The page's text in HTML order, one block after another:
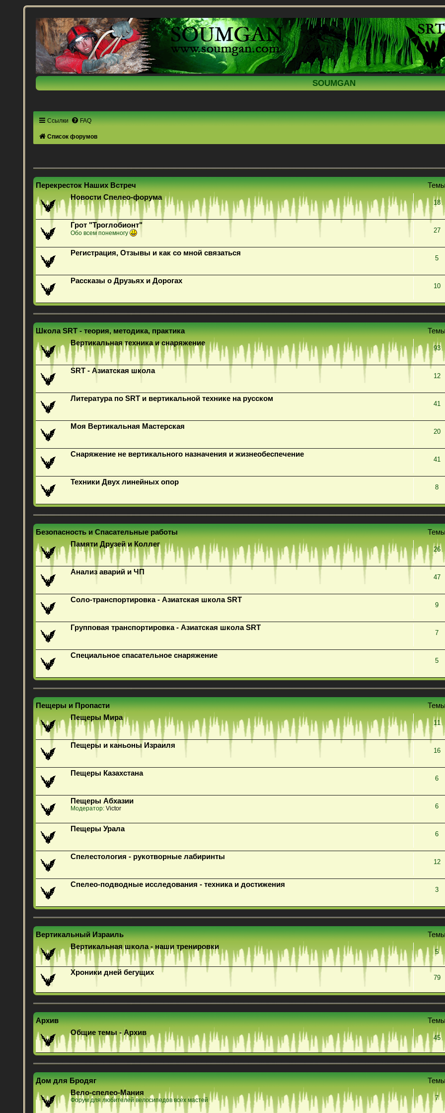
SOUMGAN
Ссылки FAQ
Список форумов
Перекресток Наших Встреч
Новости Спелео-форума
18
Грот "Троглобионт"
Обо всем понемногу 27
Регистрация, Отзывы и как со мной связаться
5
Рассказы о Друзьях и Дорогах
10
Школа SRT - теория, методика, практика
Вертикальная техника и снаряжение
93
SRT - Азиатская школа
12
Литература по SRT и вертикальной технике на русском
41
Моя Вертикальная Мастерская
20
Снаряжение не вертикального назначения и жизнеобеспечение
41
Техники Двух линейных опор
8
Безопасность и Спасательные работы
Памяти Друзей и Коллег
26
Анализ аварий и ЧП
47
Соло-транспортировка - Азиатская школа SRT
9
Групповая транспортировка - Азиатская школа SRT
7
Специальное спасательное снаряжение
5
Пещеры и Пропасти
Пещеры Мира
11
Пещеры и каньоны Израиля
16
Пещеры Казахстана
6
Пещеры Абхазии
Модератор: Victor 6
Пещеры Урала
6
Спелестология - рукотворные лабиринты
12
Спелео-подводные исследования - техника и достижения
3
Вертикальный Израиль
Вертикальная школа - наши тренировки
5
Хроники дней бегущих
79
Архив
Общие темы - Архив
45
Дом для Бродяг
Вело-спелео-Мания
Форум для любителей велосипедов всех мастей 7